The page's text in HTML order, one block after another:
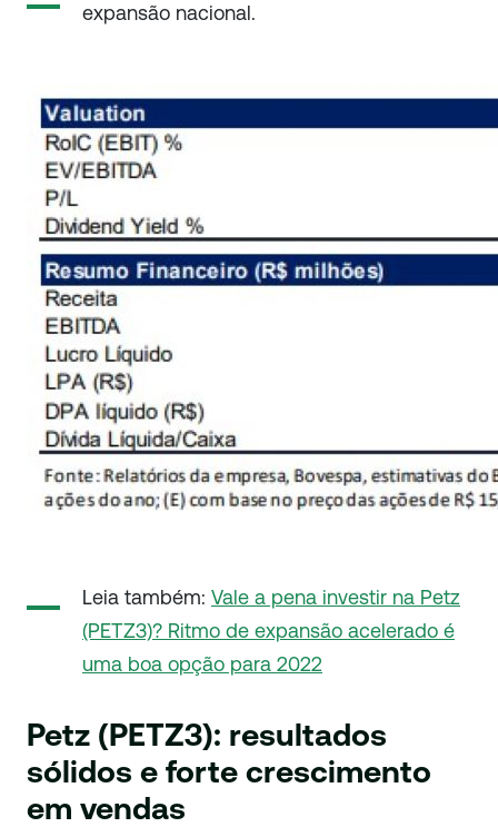
expansão nacional.
Leia também: Vale a pena investir na Petz
(PETZ3)? Ritmo de expansão acelerado é
uma boa opção para 2022
Petz (PETZ3): resultados
sólidos e forte crescimento
em vendas